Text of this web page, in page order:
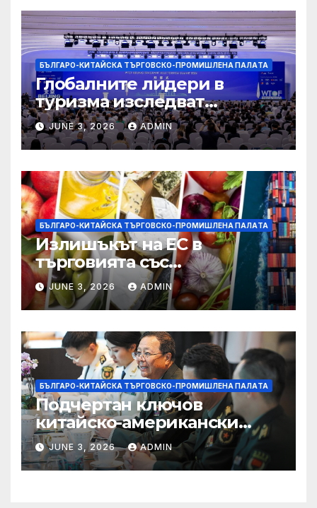
БЪЛГАРО-КИТАЙСКА ТЪРГОВСКО-ПРОМИШЛЕНА ПАЛAТА
Глобалните лидери в
туризма изследват
бъдещето на пътуването,
управлявано от AI
JUNE 3, 2026 ADMIN
БЪЛГАРО-КИТАЙСКА ТЪРГОВСКО-ПРОМИШЛЕНА ПАЛAТА
Излишъкът на ЕС в
търговията със
селскостопански храни се
увеличава през февруари
JUNE 3, 2026 ADMIN
БЪЛГАРО-КИТАЙСКА ТЪРГОВСКО-ПРОМИШЛЕНА ПАЛAТА
Подчертан ключов
китайско-американски
консенсус –
Chinadaily.com.cn
JUNE 3, 2026 ADMIN